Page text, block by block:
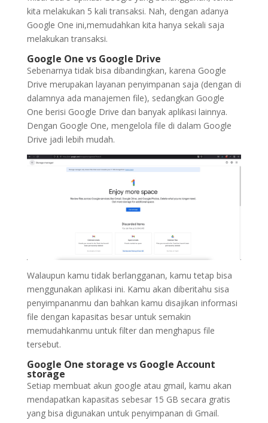
kita melakukan 5 kali transaksi. Nah, dengan adanya
Google One ini,memudahkan kita hanya sekali saja
melakukan transaksi.
Google One vs Google Drive
Sebenarnya tidak bisa dibandingkan, karena Google
Drive merupakan layanan penyimpanan saja (dengan di
dalamnya ada manajemen file), sedangkan Google
One berisi Google Drive dan banyak aplikasi lainnya.
Dengan Google One, mengelola file di dalam Google
Drive jadi lebih mudah.
Walaupun kamu tidak berlangganan, kamu tetap bisa
menggunakan aplikasi ini. Kamu akan diberitahu sisa
penyimpananmu dan bahkan kamu disajikan informasi
file dengan kapasitas besar untuk semakin
memudahkanmu untuk filter dan menghapus file
tersebut.
Google One storage vs Google Account
storage
Setiap membuat akun google atau gmail, kamu akan
mendapatkan kapasitas sebesar 15 GB secara gratis
yang bisa digunakan untuk penyimpanan di Gmail.